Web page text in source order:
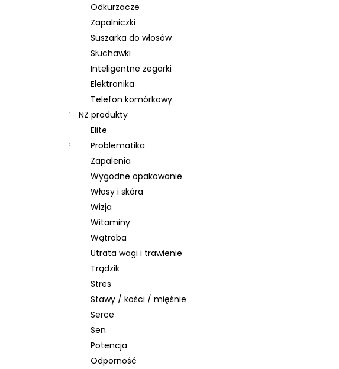
Odkurzacze
Zapalniczki
Suszarka do włosów
Słuchawki
Inteligentne zegarki
Elektronika
Telefon komórkowy
NZ produkty
Elite
Problematika
Zapalenia
Wygodne opakowanie
Włosy i skóra
Wizja
Witaminy
Wątroba
Utrata wagi i trawienie
Trądzik
Stres
Stawy / kości / mięśnie
Serce
Sen
Potencja
Odporność